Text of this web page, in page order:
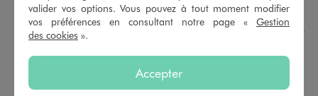
Nous vous proposons des cartes cadeaux GÉMO d’un
montant au choix entre 10€ et 150€. Les cartes cadeau
GÉMO sont valables 1 an, utilisables en plusieurs fois, pour
dans de jolies enveloppes pour toutes les occasions.
valider vos options. Vous pouvez à tout moment modifier
vos préférences en consultant notre page « Gestion
des cookies ».
Accepter